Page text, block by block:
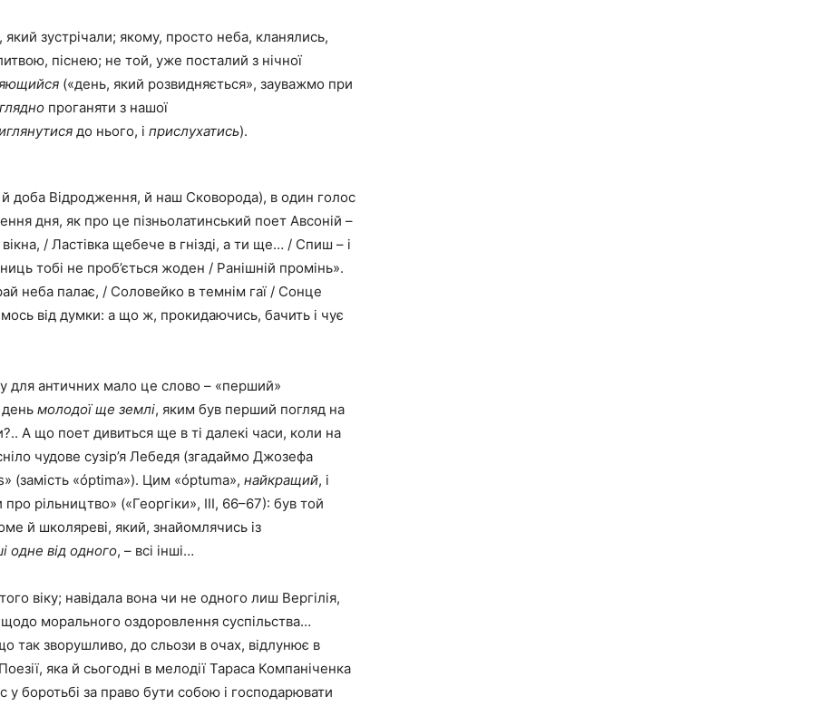
зустрічали; якому, просто неба, кланялись,
піснею; не той, уже посталий з нічної
(«день, який розвидняється», зауважмо при
проганяти з нашої
до нього, і прислухатись).
й доба Відродження, й наш Сковорода), в один голос
дня, як про це пізньолатинський поет Авсоній –
/ Ластівка щебече в гнізді, а ти ще… / Спиш – і
тобі не проб’ється жоден / Ранішній промінь».
неба палає, / Соловейко в темнім гаї / Сонце
від думки: а що ж, прокидаючись, бачить і чує
для античних мало це слово – «перший»
молодої ще землі, яким був перший погляд на
А що поет дивиться ще в ті далекі часи, коли на
чудове сузір’я Лебедя (згадаймо Джозефа
(замість «óptima»). Цим «óptuma», найкращий, і
рільництво» («Георгіки», ІІІ, 66–67): був той
й школяреві, який, знайомлячись із
одне від одного, – всі інші…
віку; навідала вона чи не одного лиш Вергілія,
морального оздоровлення суспільства…
так зворушливо, до сльози в очах, відлунює в
яка й сьогодні в мелодії Тараса Компаніченка
боротьбі за право бути собою і господарювати